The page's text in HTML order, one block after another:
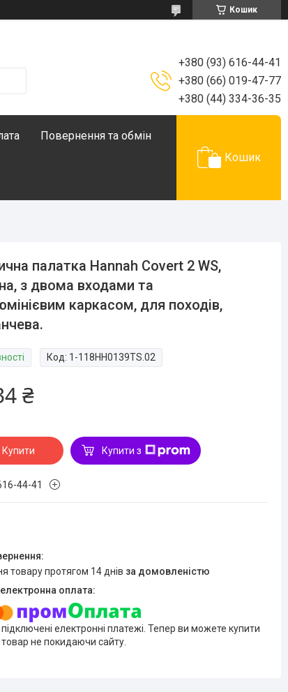
Кошик
+380 (93) 616-44-41
+380 (66) 019-47-77
+380 (44) 334-36-35
Повернення та обмін
Кошик
палатка Hannah Covert 2 WS,
з двома входами та
каркасом, для походів,
Код: 1-118HH0139TS.02
₴
Купити Купити з
44-41
товару протягом 14 днів за домовленістю
підключені електронні платежі. Тепер ви можете купити
не покидаючи сайту.